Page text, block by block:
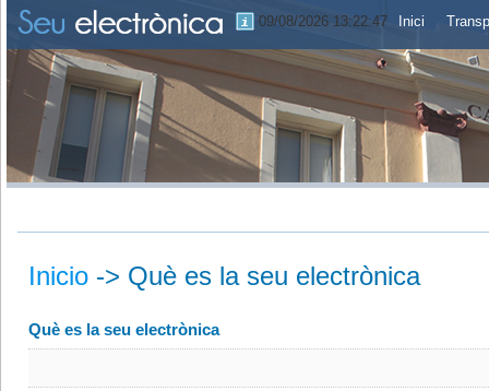
09/08/2026 13:22:47 Inici
Inicio -> Què es la seu electrònica
Què es la seu electrònica